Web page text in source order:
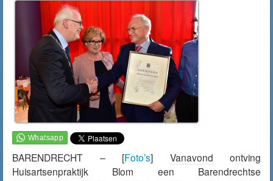
BARENDRECHT – [Foto’s] Vanavond ontving
Huisartsenpraktijk Blom een Barendrechtse